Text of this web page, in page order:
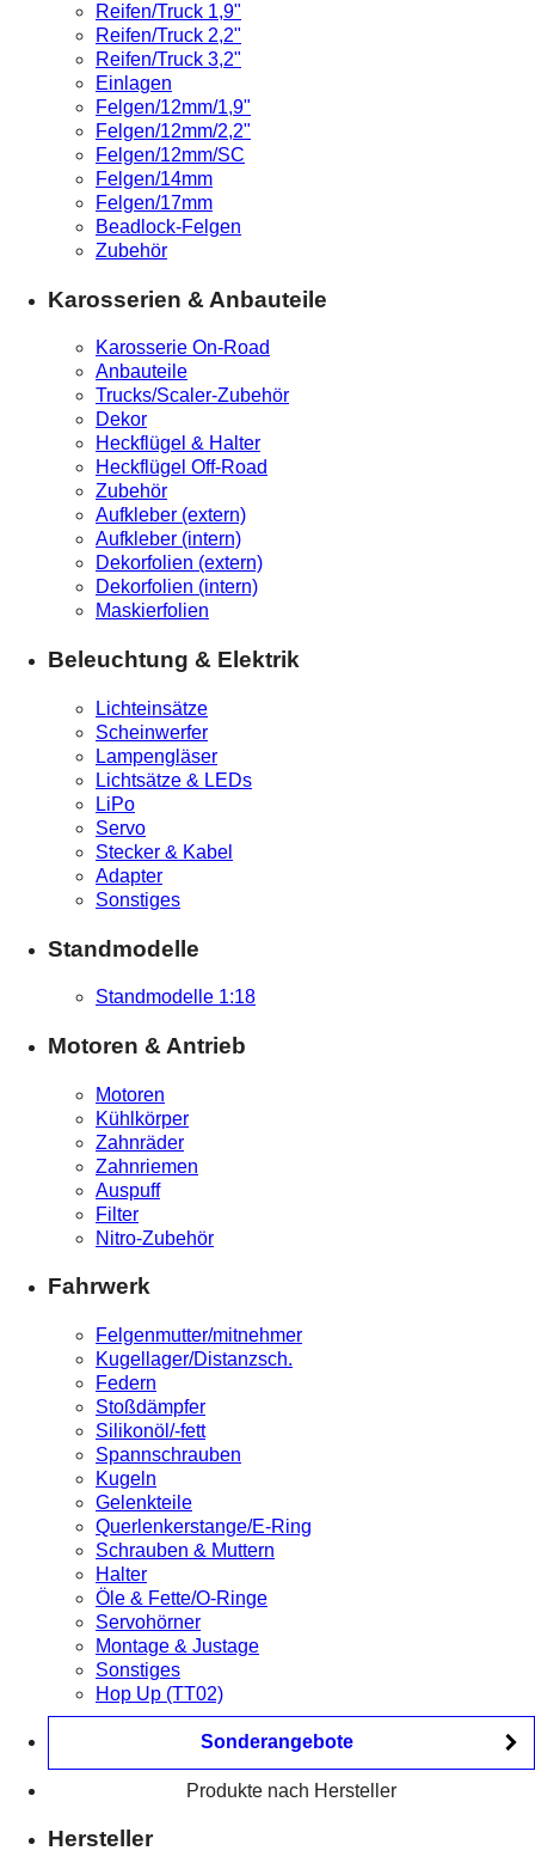
Reifen/Truck 1,9"
Reifen/Truck 2,2"
Reifen/Truck 3,2"
Einlagen
Felgen/12mm/1,9"
Felgen/12mm/2,2"
Felgen/12mm/SC
Felgen/14mm
Felgen/17mm
Beadlock-Felgen
Zubehör
Karosserien & Anbauteile
Karosserie On-Road
Anbauteile
Trucks/Scaler-Zubehör
Dekor
Heckflügel & Halter
Heckflügel Off-Road
Zubehör
Aufkleber (extern)
Aufkleber (intern)
Dekorfolien (extern)
Dekorfolien (intern)
Maskierfolien
Beleuchtung & Elektrik
Lichteinsätze
Scheinwerfer
Lampengläser
Lichtsätze & LEDs
LiPo
Servo
Stecker & Kabel
Adapter
Sonstiges
Standmodelle
Standmodelle 1:18
Motoren & Antrieb
Motoren
Kühlkörper
Zahnräder
Zahnriemen
Auspuff
Filter
Nitro-Zubehör
Fahrwerk
Felgenmutter/mitnehmer
Kugellager/Distanzsch.
Federn
Stoßdämpfer
Silikonöl/-fett
Spannschrauben
Kugeln
Gelenkteile
Querlenkerstange/E-Ring
Schrauben & Muttern
Halter
Öle & Fette/O-Ringe
Servohörner
Montage & Justage
Sonstiges
Hop Up (TT02)
Sonderangebote
Produkte nach Hersteller
Hersteller